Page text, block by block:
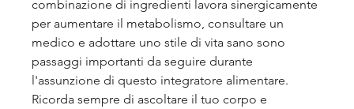
combinazione di ingredienti lavora sinergicamente
per aumentare il metabolismo, consultare un
medico e adottare uno stile di vita sano sono
passaggi importanti da seguire durante
l'assunzione di questo integratore alimentare.
Ricorda sempre di ascoltare il tuo corpo e